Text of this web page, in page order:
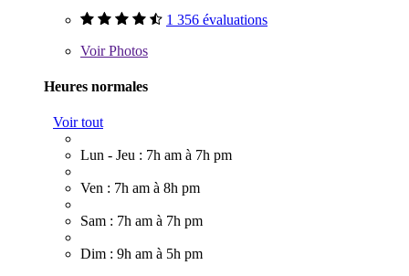
1 356 évaluations
VoirPhotos
Heures normales
Voir tout
Lun - Jeu : 7h am à 7h pm
Ven : 7h am à 8h pm
Sam : 7h am à 7h pm
Dim : 9h am à 5h pm